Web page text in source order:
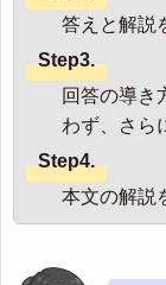
答えと解説
Step3.
回答の導き
わず、さら
Step4.
本文の解説